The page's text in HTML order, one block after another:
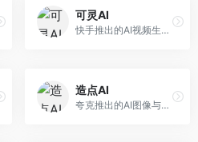
可灵AI
快手推出的AI视频生成平台，支持文生视频和图生视频，可生成长达2分钟的高质量视频内容。面向短视频创作者和营销人员，操作简便，生成效果逼真，适合商业推广和创意表达。
造点AI
夸克推出的AI图像与视频创作平台。面向普通用户和内容创作者，提供文生图、文生视频等功能，操作简便，与夸克生态深度整合。